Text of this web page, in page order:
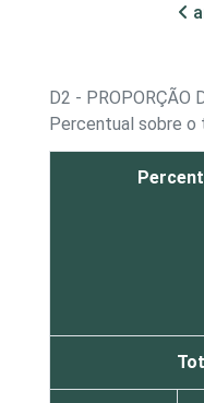
D2 - PROPORÇÃO
Percentual sobre